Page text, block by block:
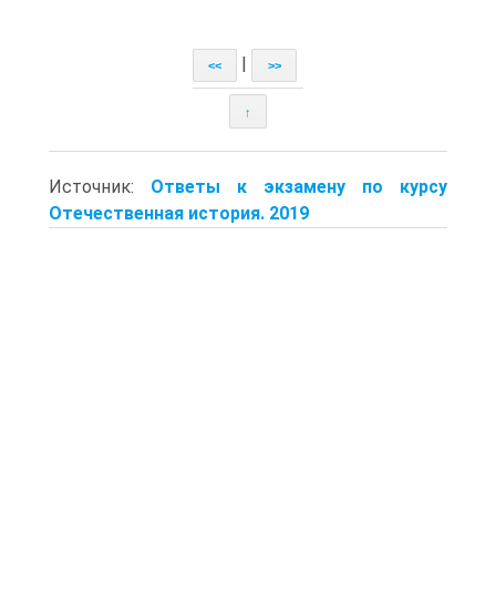
<< >>
↑
Источник: Ответы к экзамену по курсу
Отечественная история. 2019